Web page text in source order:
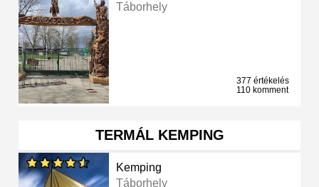
Táborhely
377 értékelés
110 komment
TERMÁL KEMPING
Kemping
Táborhely